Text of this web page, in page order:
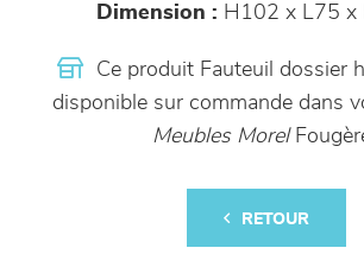
Dimension : H102 x L75 x
Ce produit Fauteuil dossier
disponible sur commande dans
Meubles Morel
RETOUR